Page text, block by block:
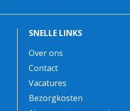
SNELLE LINKS
Over ons
Contact
Vacatures
Bezorgkosten